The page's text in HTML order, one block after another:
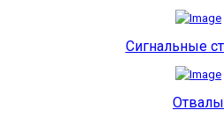
Сигнальные
Отвалы